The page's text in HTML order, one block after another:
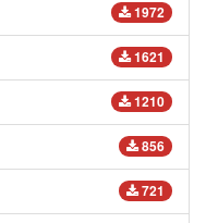
1972
1621
1210
856
721